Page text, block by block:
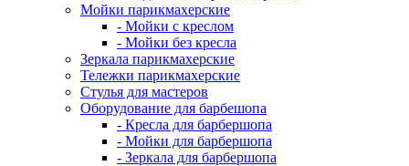
Мойки парикмахерские
- Мойки с креслом
- Мойки без кресла
Зеркала парикмахерские
Тележки парикмахерские
Стулья для мастеров
Оборудование для барбешопа
- Кресла для барбершопа
- Мойки для барбершопа
- Зеркала для барбершопа